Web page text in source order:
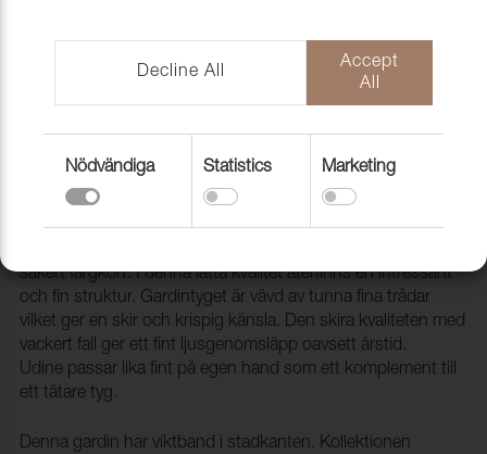
Gardin Udine FR 007 Brown, 300cm
1801045
säkert färgkort. I denna lätta kvalitet återfinns en intressant
och fin struktur. Gardintyget är vävd av tunna fina trådar
vilket ger en skir och krispig känsla. Den skira kvaliteten med
vackert fall ger ett fint ljusgenomsläpp oavsett årstid.
Udine passar lika fint på egen hand som ett komplement till
ett tätare tyg.
Denna gardin har viktband i stadkanten. Kollektionen
Decline All
Accept
All
Nödvändiga Statistics Marketing